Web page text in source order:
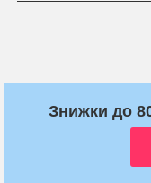
Знижки до